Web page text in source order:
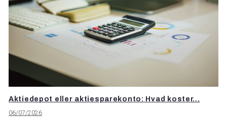
Aktiedepot eller aktiesparekonto: Hvad koster...
06/07/2026